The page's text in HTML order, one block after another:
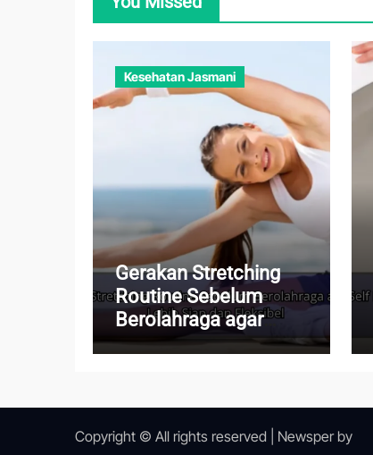
Kesehatan Jasmani
Gerakan Stretching
Routine Sebelum
Berolahraga agar
Tubuh Lebih Siap dan
Copyright © All rights reserved Newsperby